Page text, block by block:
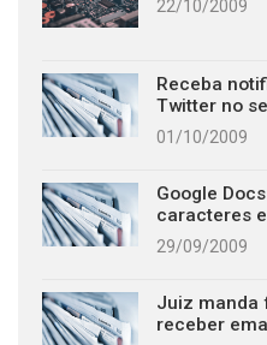
22/10/2009
Receba
Twitter no
01/10/2009
Google
caracteres
29/09/2009
Juiz manda
receber